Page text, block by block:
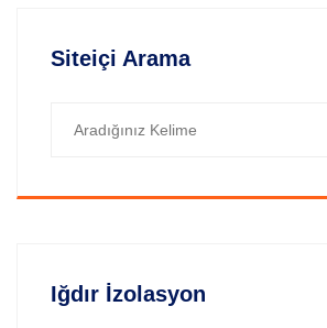
Siteiçi Arama
Iğdır İzolasyon